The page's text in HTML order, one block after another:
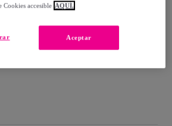
y el15/08
Cookies accesible AQUÍ.
Aceptar